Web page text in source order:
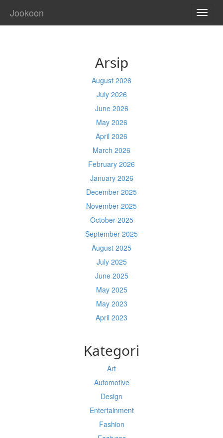
Jookoon
Arsip
August 2026
July 2026
June 2026
May 2026
April 2026
March 2026
February 2026
January 2026
December 2025
November 2025
October 2025
September 2025
August 2025
July 2025
June 2025
May 2025
May 2023
April 2023
Kategori
Art
Automotive
Design
Entertainment
Fashion